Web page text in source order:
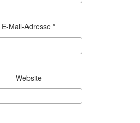
E-Mail-Adresse *
Website